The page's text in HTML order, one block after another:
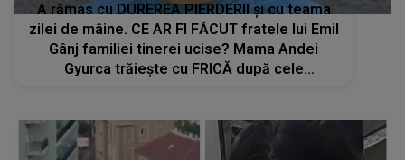
A rămas cu DUREREA PIERDERII și cu teama
zilei de mâine. CE AR FI FĂCUT fratele lui Emil
Gânj familiei tinerei ucise? Mama Andei
Gyurca trăiește cu FRICĂ după cele